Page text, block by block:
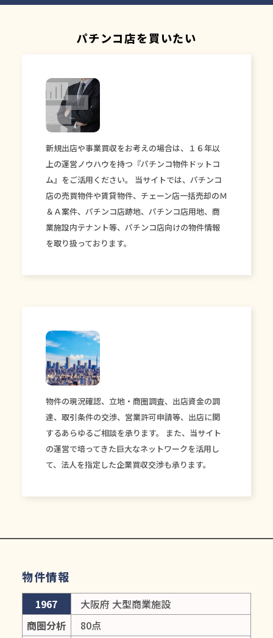
パチンコ店を買いたい
新規出店や事業買収をお考えの場合は、１６年以
上の運営ノウハウを持つ『パチンコ物件ドットコ
ム』をご活用ください。 当サイトでは、パチンコ
店の売買物件や賃貸物件、チェーン店一括売却のＭ
＆Ａ案件、パチンコ店跡地、パチンコ店用地、商
業施設内テナント等、パチンコ店向けの物件情報
を取り扱っております。
物件の現況確認、立地・商圏調査、出店資金の調
達、取引条件の交渉、営業許可申請等、出店に関
するあらゆるご相談を承ります。 また、当サイト
の運営で培ってきた巨大なネットワークを活用し
て、法人を指定した企業買収交渉も承ります。
物件情報
1967
大阪府 大型商業施設
商圏分析
80点